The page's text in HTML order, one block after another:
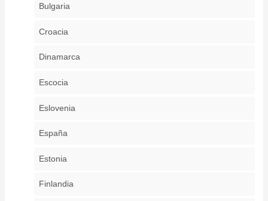
Bulgaria
Croacia
Dinamarca
Escocia
Eslovenia
España
Estonia
Finlandia